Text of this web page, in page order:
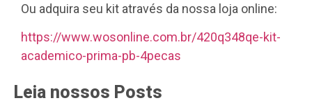
Ou adquira seu kit através da nossa loja online:
https://www.wosonline.com.br/420q348qe-kit-
academico-prima-pb-4pecas
Leia nossos Posts